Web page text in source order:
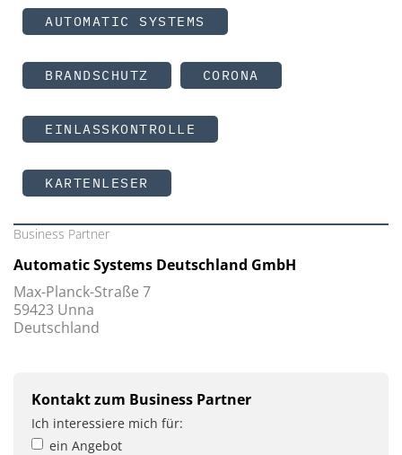
AUTOMATIC SYSTEMS
BRANDSCHUTZ CORONA
EINLASSKONTROLLE
KARTENLESER
Business Partner
Automatic Systems Deutschland GmbH
Max-Planck-Straße 7
59423 Unna
Deutschland
Kontakt zum Business Partner
Ich interessiere mich für:
ein Angebot